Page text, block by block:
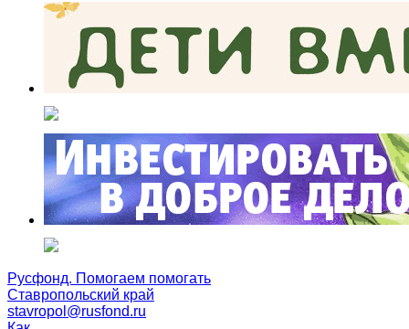
Русфонд. Помогаем помогать
Ставропольский край
stavropol@rusfond.ru